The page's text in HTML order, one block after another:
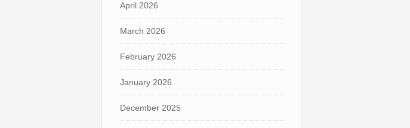
April 2026
March 2026
February 2026
January 2026
December 2025